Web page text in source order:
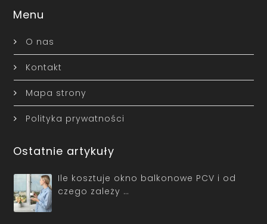
Menu
O nas
Kontakt
Mapa strony
Polityka prywatności
Ostatnie artykuły
Ile kosztuje okno balkonowe PCV i od
czego zależy …